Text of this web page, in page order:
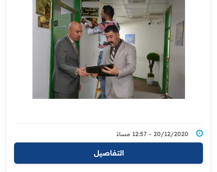
20/12/2020 - 12:57 مساءً
التفاصيل